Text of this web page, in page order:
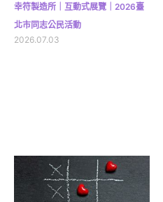
幸符製造所｜互動式展覽｜2026臺
北市同志公民活動
2026.07.03